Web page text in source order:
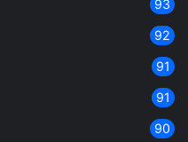
93
92
91
91
90